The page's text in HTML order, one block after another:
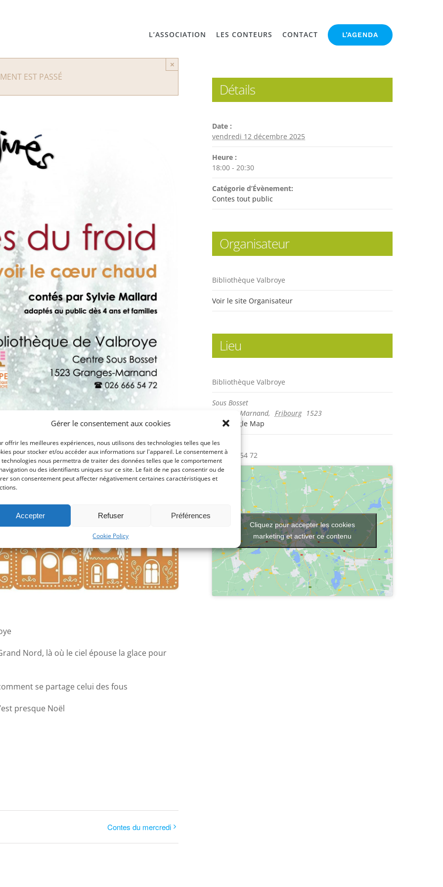
Gérer le consentement aux cookies
offrir les meilleures expériences, nous utilisons des technologies telles que les
pour stocker et/ou accéder aux informations sur l'appareil. Le consentement à
technologies nous permettra de traiter des données telles que le comportement
ou des identifiants uniques sur ce site. Le fait de ne pas consentir ou de
son consentement peut affecter négativement certaines caractéristiques et
Accepter Refuser Préférences
Cookie Policy
L’ASSOCIATION LES CONTEURS CONTACT L’AGENDA
EST PASSÉ
×
Nord, là où le ciel épouse la glace pour
se partage celui des fous
presque Noël
Contes du mercredi
Détails
Date :
vendredi 12 décembre 2025
Heure :
18:00 - 20:30
Catégorie d’Évènement:
Contes tout public
Organisateur
Bibliothèque Valbroye
Voir le site Organisateur
Lieu
Bibliothèque Valbroye
Sous Bosset
Granges Marnand, Fribourg 1523
+ Google Map
Phone
026 666 54 72
Cliquez pour accepter les cookies
marketing et activer ce contenu